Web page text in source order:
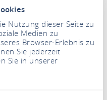
Nutzung dieser Seite zu
Medien zu
Browser-Erlebnis zu
Sie jederzeit
Sie in unserer
pharmacie, un médecin